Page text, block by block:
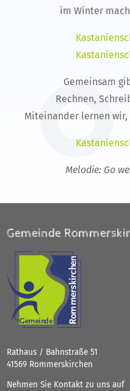
im Winter
Gemeinsam
Rechnen,
Miteinander lernen
Melodie: Go
Gemeinde
Rathaus / Bahnstraße 51
41569 Rommerskirchen
Nehmen Sie Kontakt zu uns auf